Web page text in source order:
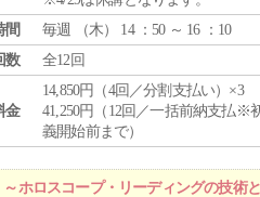
間
毎週 （木） 14 ：50 ～ 16 ：10
数
全12回
金
14,850円（4回／分割支払い）×3
41,250円（12回／一括前納支払※
義開始前まで）
ホロスコープ・リーディングの技術